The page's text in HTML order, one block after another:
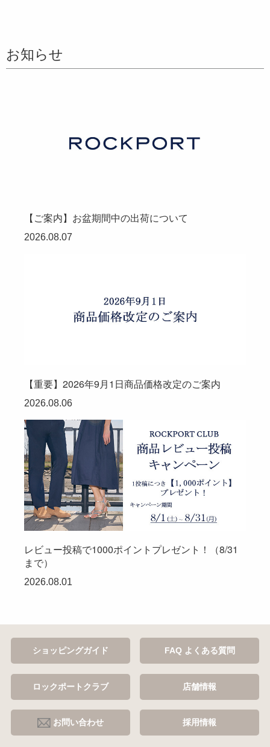
お知らせ
【ご案内】お盆期間中の出荷について
2026.08.07
【重要】2026年9月1日商品価格改定のご案内
2026.08.06
レビュー投稿で1000ポイントプレゼント！（8/31
まで）
2026.08.01
ショッピングガイド FAQ よくある質問
ロックポートクラブ 店舗情報
お問い合わせ 採用情報